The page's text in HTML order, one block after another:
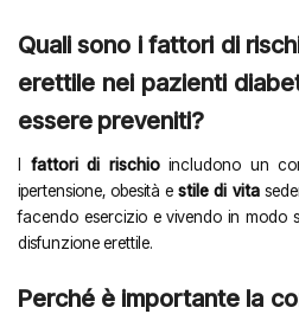
Quali sono i fattori di
erettile nei pazienti
essere preveniti?
I fattori di rischioincludono un
ipertensione, obesità estile di vita
facendo esercizio e vivendo in modo
disfunzione erettile.
Perché è importante la